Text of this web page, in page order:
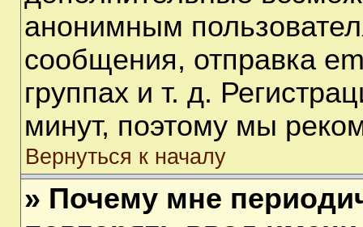
анонимным
сообщения, отправка
группах и т. д.
минут, поэтому мы
Вернуться к началу
» Почему мне